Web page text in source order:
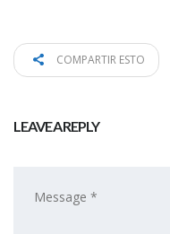
COMPARTIR ESTO
LEAVE A REPLY